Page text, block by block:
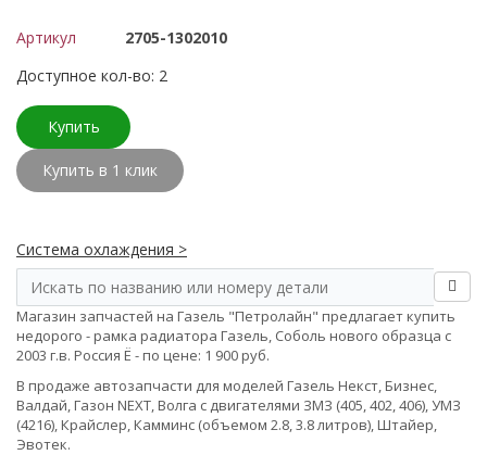
Артикул
2705-1302010
Доступное кол-во: 2
Купить
Купить в 1 клик
Система охлаждения >
Магазин запчастей на Газель "Петролайн" предлагает купить
недорого - рамка радиатора Газель, Соболь нового образца с
2003 г.в. Россия Ё - по цене: 1 900 руб.
В продаже автозапчасти для моделей Газель Некст, Бизнес,
Валдай, Газон NEXT, Волга с двигателями ЗМЗ (405, 402, 406), УМЗ
(4216), Крайслер, Камминс (объемом 2.8, 3.8 литров), Штайер,
Эвотек.